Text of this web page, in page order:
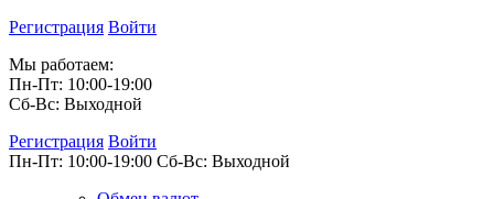
Регистрация Войти
Мы работаем:
Пн-Пт: 10:00-19:00
Сб-Вс: Выходной
Регистрация Войти
Пн-Пт: 10:00-19:00 Сб-Вс: Выходной